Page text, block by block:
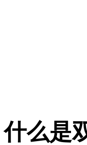
什么是